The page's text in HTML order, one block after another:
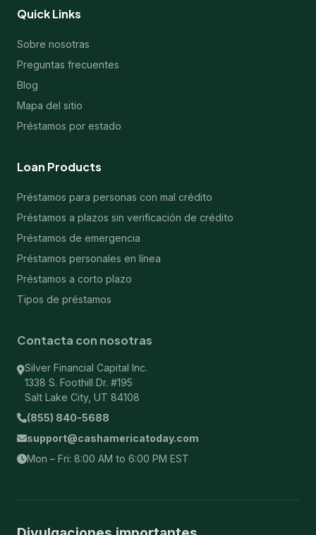
Quick Links
Sobre nosotras
Preguntas frecuentes
Blog
Mapa del sitio
Préstamos por estado
Loan Products
Préstamos para personas con mal crédito
Préstamos a plazos sin verificación de crédito
Préstamos de emergencia
Préstamos personales en línea
Préstamos a corto plazo
Tipos de préstamos
Contacta con nosotras
Silver Financial Capital Inc.
1338 S. Foothill Dr. #195
Salt Lake City, UT 84108
(855) 840-5688
support@cashamericatoday.com
Mon – Fri: 8:00 AM to 6:00 PM EST